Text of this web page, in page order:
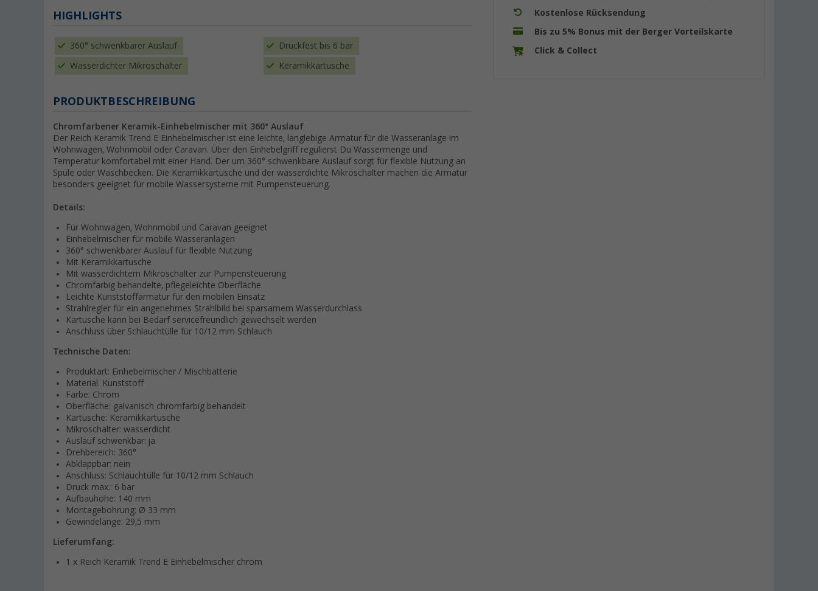
Kostenlose Rücksendung
Bis zu 5% Bonus mit der Berger Vorteilskarte
Click & Collect
HIGHLIGHTS
360° schwenkbarer Auslauf Druckfest bis 6 bar
Wasserdichter Mikroschalter Keramikkartusche
PRODUKTBESCHREIBUNG
Chromfarbener Keramik-Einhebelmischer mit 360° Auslauf
Der Reich Keramik Trend E Einhebelmischer ist eine leichte, langlebige Armatur für die Wasseranlage im
Wohnwagen, Wohnmobil oder Caravan. Über den Einhebelgriff regulierst Du Wassermenge und
Temperatur komfortabel mit einer Hand. Der um 360° schwenkbare Auslauf sorgt für flexible Nutzung an
Spüle oder Waschbecken. Die Keramikkartusche und der wasserdichte Mikroschalter machen die Armatur
besonders geeignet für mobile Wassersysteme mit Pumpensteuerung.
Details:
Für Wohnwagen, Wohnmobil und Caravan geeignet
Einhebelmischer für mobile Wasseranlagen
360° schwenkbarer Auslauf für flexible Nutzung
Mit Keramikkartusche
Mit wasserdichtem Mikroschalter zur Pumpensteuerung
Chromfarbig behandelte, pflegeleichte Oberfläche
Leichte Kunststoffarmatur für den mobilen Einsatz
Strahlregler für ein angenehmes Strahlbild bei sparsamem Wasserdurchlass
Kartusche kann bei Bedarf servicefreundlich gewechselt werden
Anschluss über Schlauchtülle für 10/12 mm Schlauch
Technische Daten:
Produktart: Einhebelmischer / Mischbatterie
Material: Kunststoff
Farbe: Chrom
Oberfläche: galvanisch chromfarbig behandelt
Kartusche: Keramikkartusche
Mikroschalter: wasserdicht
Auslauf schwenkbar: ja
Drehbereich: 360°
Abklappbar: nein
Anschluss: Schlauchtülle für 10/12 mm Schlauch
Druck max.: 6 bar
Aufbauhöhe: 140 mm
Montagebohrung: Ø 33 mm
Gewindelänge: 29,5 mm
Lieferumfang:
1 x Reich Keramik Trend E Einhebelmischer chrom